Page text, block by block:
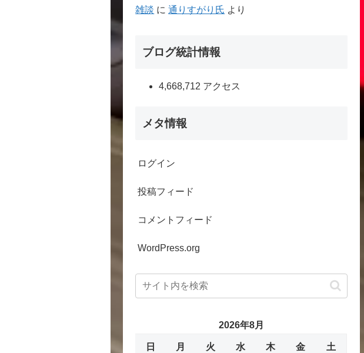
雑談 に通りすがり氏 より
ブログ統計情報
4,668,712 アクセス
メタ情報
ログイン
投稿フィード
コメントフィード
WordPress.org
2026年8月
日 月 火 水 木 金 土